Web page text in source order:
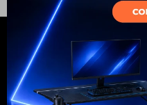
Electrodomésticos
Hogar